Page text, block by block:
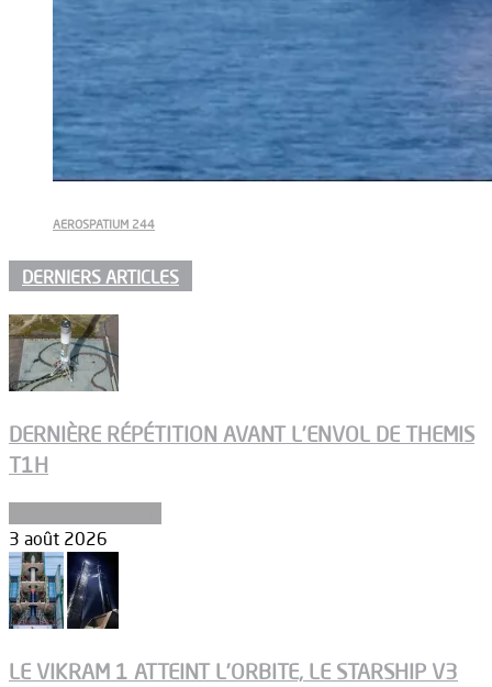
AEROSPATIUM 244
DERNIERS ARTICLES
DERNIÈRE RÉPÉTITION AVANT L’ENVOL DE THEMIS
T1H
3 août 2026
LE VIKRAM 1 ATTEINT L’ORBITE, LE STARSHIP V3